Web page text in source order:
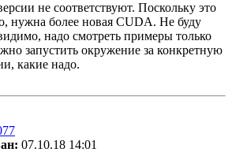
не соответствуют. Поскольку это
нужна более новая CUDA. Не буду
надо смотреть примеры только
запустить окружение за конкретную
какие надо.
07.10.18 14:01